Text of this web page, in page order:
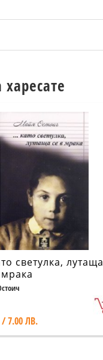
светулка, лутаща
/ 7.00 ЛВ.